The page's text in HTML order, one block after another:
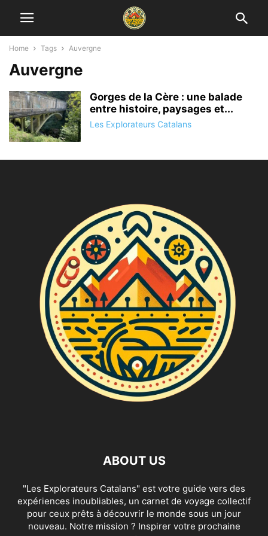
Home Tags Auvergne
Auvergne
Gorges de la Cère : une balade
entre histoire, paysages et...
Les Explorateurs Catalans
ABOUT US
"Les Explorateurs Catalans" est votre guide vers des
expériences inoubliables, un carnet de voyage collectif
pour ceux prêts à découvrir le monde sous un jour
nouveau. Notre mission ? Inspirer votre prochaine